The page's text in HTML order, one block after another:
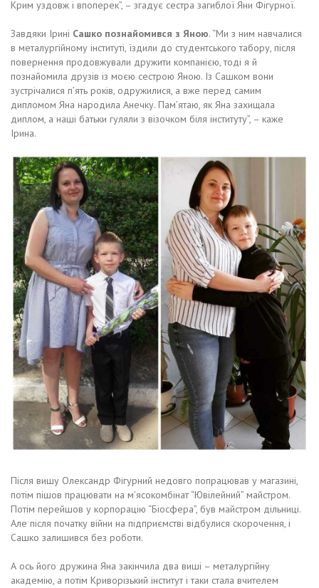
Крим уздовж і впоперек”, – згадує сестра загиблої Яни Фігурної.
Завдяки Ірині Сашко познайомився з Яною. “Ми з ним навчалися
в металургійному інституті, їздили до студентського табору, після
повернення продовжували дружити компанією, тоді я й
познайомила друзів із моєю сестрою Яною. Із Сашком вони
зустрічалися п’ять років, одружилися, а вже перед самим
дипломом Яна народила Анечку. Пам’ятаю, як Яна захищала
диплом, а наші батьки гуляли з візочком біля інституту”, – каже
Ірина.
Після вишу Олександр Фігурний недовго попрацював у магазині,
потім пішов працювати на м’ясокомбінат “Ювілейний” майстром.
Потім перейшов у корпорацію “Біосфера”, був майстром дільниці.
Але після початку війни на підприємстві відбулися скорочення, і
Сашко залишився без роботи.
А ось його дружина Яна закінчила два виші – металургійну
академію, а потім Криворізький інститут і таки стала вчителем